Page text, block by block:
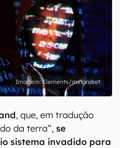
Elements/mstandret
, que, em tradução
da terra”, se
sistema invadido para